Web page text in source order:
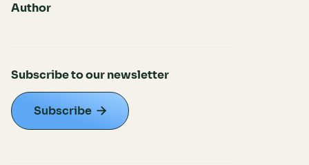
Author
Subscribe to our newsletter
Subscribe 